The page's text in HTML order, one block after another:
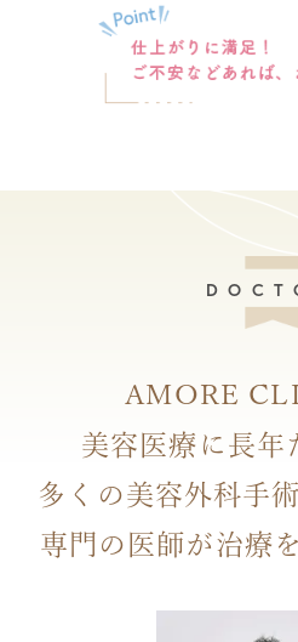
AMORE
美容医療に長年
多くの美容外科手
専門の医師が治療